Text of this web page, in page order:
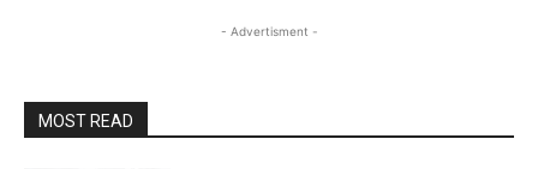
- Advertisment -
MOST READ